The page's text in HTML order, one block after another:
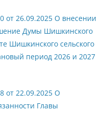
26.09.2025 О внесении
Думы Шишкинского
Шишкинского сельского
период 2026 и 2027
22.09.2025 О
Главы